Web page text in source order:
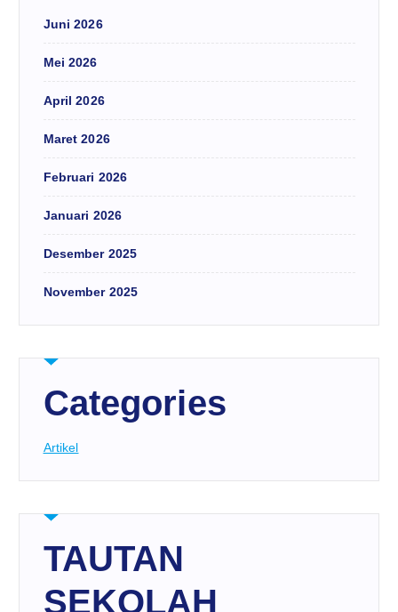
Juni 2026
Mei 2026
April 2026
Maret 2026
Februari 2026
Januari 2026
Desember 2025
November 2025
Categories
Artikel
TAUTAN
SEKOLAH